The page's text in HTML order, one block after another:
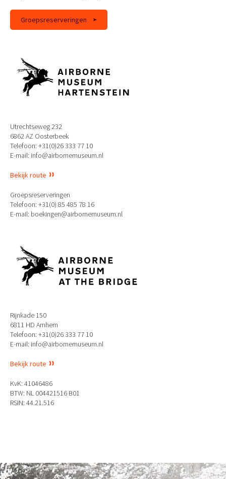
Groepsreserveringen
Utrechtseweg 232
6862 AZ Oosterbeek
Telefoon: +31(0)26 333 77 10
E-mail: info@airbornemuseum.nl
Bekijk route
Groepsreserveringen
Telefoon: +31(0) 85 485 78 16
E-mail: boekingen@airbornemuseum.nl
Rijnkade 150
6811 HD Arnhem
Telefoon: +31(0)26 333 77 10
E-mail: info@airbornemuseum.nl
Bekijk route
KvK: 41046486
BTW: NL 004421516 B01
RSIN: 44.21.516